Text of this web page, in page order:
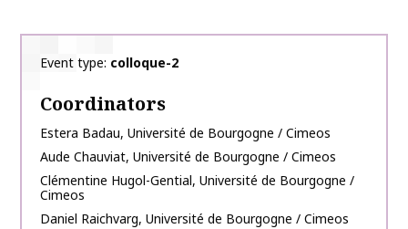
Event type colloque-2
Coordinators
Estera Badau, Université de Bourgogne / Cimeos
Aude Chauviat, Université de Bourgogne / Cimeos
Clémentine Hugol-Gential, Université de Bourgogne /
Cimeos
Daniel Raichvarg, Université de Bourgogne / Cimeos